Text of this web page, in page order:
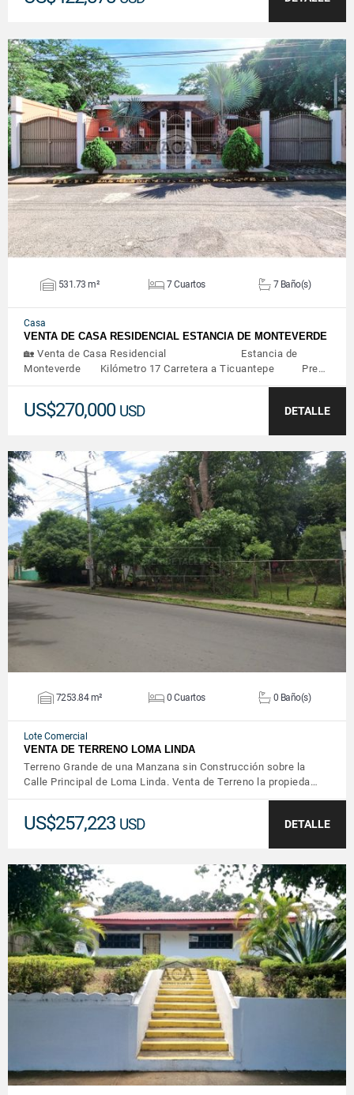
VER DETALLES
531.73 m² 7 Cuartos 7 Baño(s)
Casa
VENTA DE CASA RESIDENCIAL ESTANCIA DE MONTEVERDE
🏡 Venta de Casa Residencial Estancia de
Monteverde Kilómetro 17 Carretera a Ticuantepe Pre…
US$270,000 USD DETALLE
VER DETALLES
7253.84 m² 0 Cuartos 0 Baño(s)
Lote Comercial
VENTA DE TERRENO LOMA LINDA
Terreno Grande de una Manzana sin Construcción sobre la
Calle Principal de Loma Linda. Venta de Terreno la propieda…
US$257,223 USD DETALLE
VER DETALLES